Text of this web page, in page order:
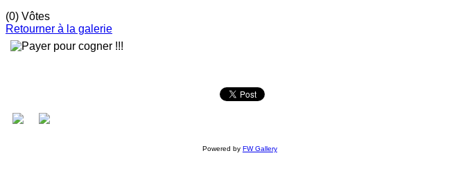
(0) Vôtes
Retourner à la galerie
Powered by FW Gallery